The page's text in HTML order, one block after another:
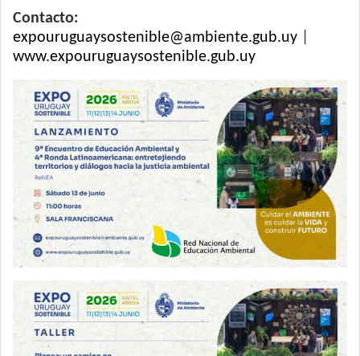
Contacto:
expouruguaysostenible@ambiente.gub.uy
www.expouruguaysostenible.gub.uy